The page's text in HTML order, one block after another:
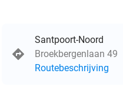
Santpoort-Noord
Broekbergenlaan 49
Routebeschrijving